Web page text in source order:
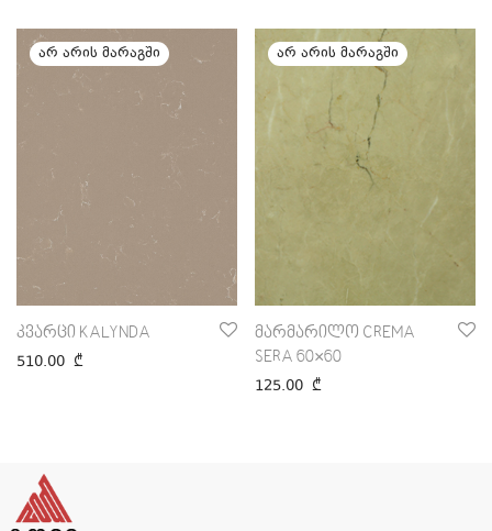
კვარცი KALYNDA
510.00 ₾
მარმარილო CREMA
SERA 60×60
125.00 ₾